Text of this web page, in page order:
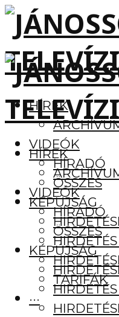
HÍREK
VIDEÓK
HÍRADÓ
ÖSSZES
KÉPÚJSÁG
TARIFÁK
···
HÍREK
VIDEÓK
HÍRADÓ
ÖSSZES
KÉPÚJSÁG